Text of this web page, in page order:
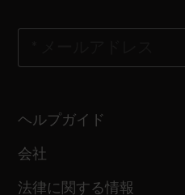
ヘルプガイド
会社
法律に関する情報